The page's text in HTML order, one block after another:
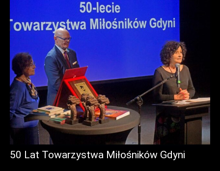
50 Lat Towarzystwa Miłośników Gdyni